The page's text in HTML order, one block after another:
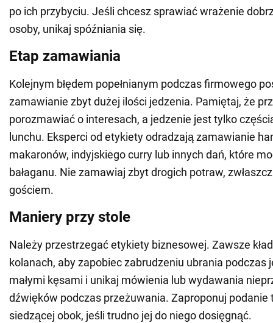
po ich przybyciu. Jeśli chcesz sprawiać wrażenie
osoby, unikaj spóźniania się.
Etap zamawiania
Kolejnym błędem popełnianym podczas firmowego
zamawianie zbyt dużej ilości jedzenia. Pamiętaj, że
porozmawiać o interesach, a jedzenie jest tylko
lunchu. Eksperci od etykiety odradzają zamawianie
makaronów, indyjskiego curry lub innych dań, które
bałaganu. Nie zamawiaj zbyt drogich potraw,
gościem.
Maniery przy stole
Należy przestrzegać etykiety biznesowej. Zawsze
kolanach, aby zapobiec zabrudzeniu ubrania podczas
małymi kęsami i unikaj mówienia lub wydawania
dźwięków podczas przeżuwania. Zaproponuj podanie
siedzącej obok, jeśli trudno jej do niego dosięgnąć.